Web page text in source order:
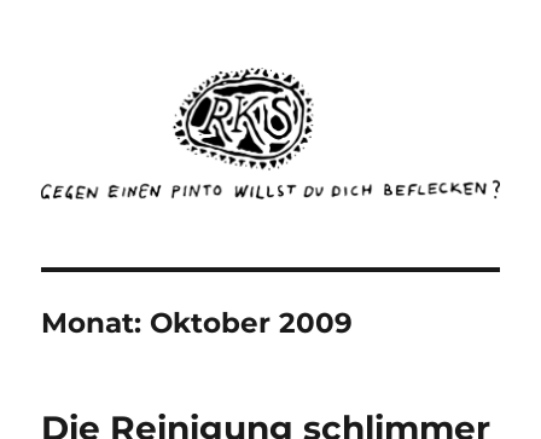
rottenkinckschow
Monat: Oktober 2009
Die Reinigung schlimmer